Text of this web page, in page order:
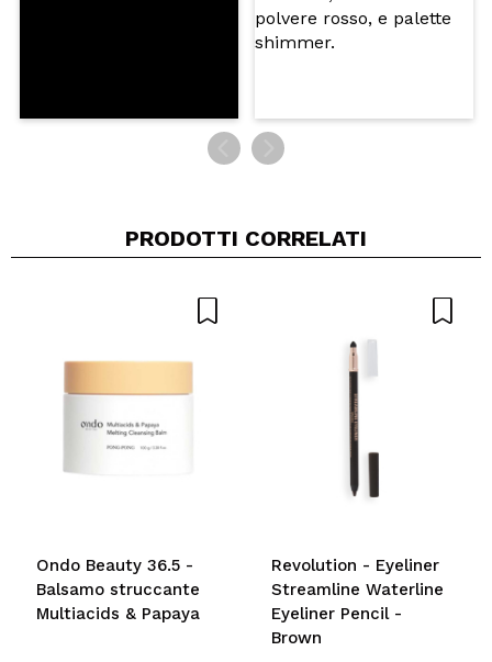
PRODOTTI CORRELATI
Ondo Beauty 36.5 -
Balsamo struccante
Multiacids & Papaya
Revolution - Eyeliner
Streamline Waterline
Eyeliner Pencil -
Brown